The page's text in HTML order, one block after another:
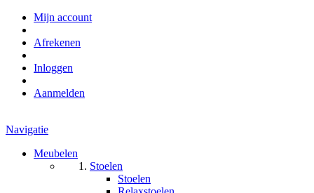
Mijn account
Afrekenen
Inloggen
Aanmelden
Navigatie
Meubelen
Stoelen
Stoelen